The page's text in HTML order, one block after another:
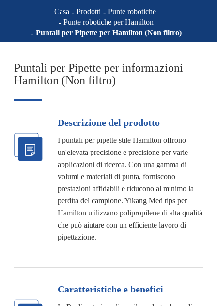
Casa Prodotti
Punte robotiche
Punte robotiche per Hamilton
Puntali per Pipette per Hamilton (Non filtro)
Puntali per Pipette per informazioni
Hamilton (Non filtro)
Descrizione del prodotto
I puntali per pipette stile Hamilton offrono
un'elevata precisione e precisione per varie
applicazioni di ricerca. Con una gamma di
volumi e materiali di punta, forniscono
prestazioni affidabili e riducono al minimo la
perdita del campione. Yikang Med tips per
Hamilton utilizzano polipropilene di alta qualità
che può aiutare con un efficiente lavoro di
pipettazione.
Caratteristiche e benefici